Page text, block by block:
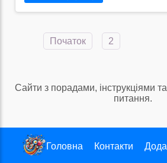
шедеврів якими можна
інформативний ресурс з
рецептами консервації,
консервування вдома.
Початок 2
Сайти з порадами, інструкціями
питання.
Головна Контакти